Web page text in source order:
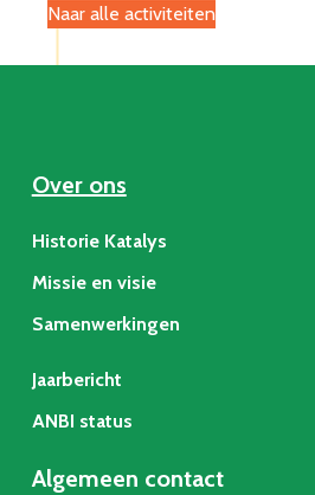
Naar alle activiteiten
Over ons
Historie Katalys
Missie en visie
Samenwerkingen
Jaarbericht
ANBI status
Algemeen contact